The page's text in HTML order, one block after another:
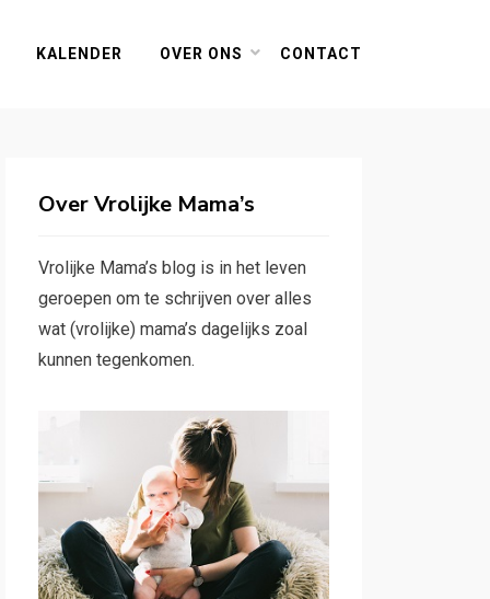
KALENDER OVER ONS CONTACT
Over Vrolijke Mama’s
Vrolijke Mama’s blog is in het leven
geroepen om te schrijven over alles
wat (vrolijke) mama’s dagelijks zoal
kunnen tegenkomen.